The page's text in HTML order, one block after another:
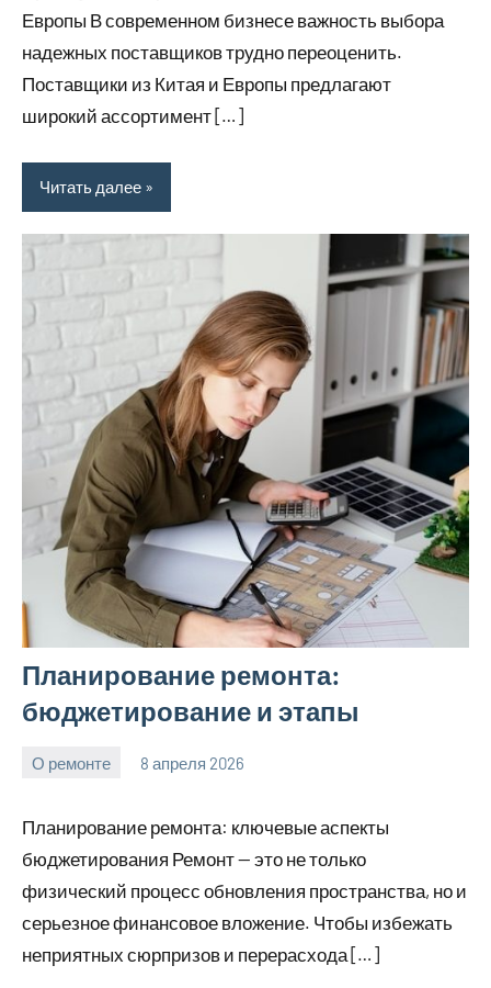
Европы В современном бизнесе важность выбора
надежных поставщиков трудно переоценить.
Поставщики из Китая и Европы предлагают
широкий ассортимент […]
Читать далее
Планирование ремонта:
бюджетирование и этапы
О ремонте 8 апреля 2026
Avtor
Нет
Планирование ремонта: ключевые аспекты
бюджетирования Ремонт — это не только
физический процесс обновления пространства, но и
серьезное финансовое вложение. Чтобы избежать
неприятных сюрпризов и перерасхода […]